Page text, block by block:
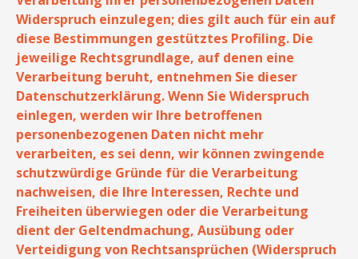
Widerspruch einzulegen; dies gilt auch für ein auf
diese Bestimmungen gestütztes Profiling. Die
jeweilige Rechtsgrundlage, auf denen eine
Verarbeitung beruht, entnehmen Sie dieser
Datenschutzerklärung. Wenn Sie Widerspruch
einlegen, werden wir Ihre betroffenen
personenbezogenen Daten nicht mehr
verarbeiten, es sei denn, wir können zwingende
schutzwürdige Gründe für die Verarbeitung
nachweisen, die Ihre Interessen, Rechte und
Freiheiten überwiegen oder die Verarbeitung
dient der Geltendmachung, Ausübung oder
Verteidigung von Rechtsansprüchen (Widerspruch